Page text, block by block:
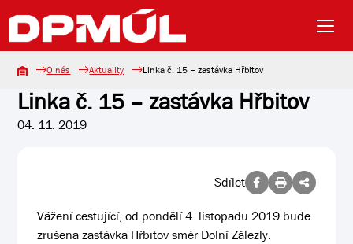
O nás Aktuality Linka č. 15 – zastávka Hřbitov
Linka č. 15 – zastávka Hřbitov
04. 11. 2019
Sdílet
Vážení cestující, od pondělí 4. listopadu 2019 bude
zrušena zastávka Hřbitov směr Dolní Zálezly.